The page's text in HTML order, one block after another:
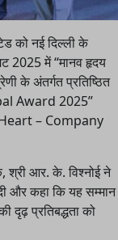
को नई दिल्ली के
2025 में “मानव हृदय
के अंतर्गत प्रतिष्ठित
Award 2025”
– Company
श्री आर. के. विश्नोई ने
और कहा कि यह सम्मान
दृढ़ प्रतिबद्धता को